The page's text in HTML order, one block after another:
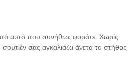
αυτό που συνήθως φοράτε. Χωρίς
σας αγκαλιάζει άνετα το στήθος